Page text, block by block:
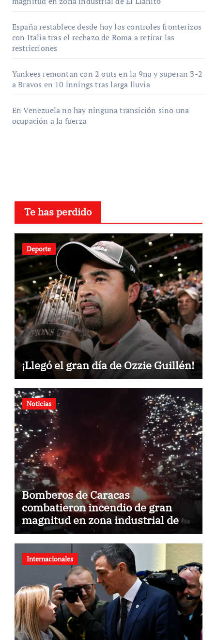
España restablece desde hoy los controles fronterizos
con Italia tras el rechazo de Roma a retirar las
restricciones
Yankees remontan con 2 outs en la 9na y superan 3-2
a Bravos en 10 innings tras larga lluvia
En Venezuela no hay ninguna transición sino una
ocupación a la fuerza
Te has perdido
Deporte
¡Llegó el gran día de Ozzie Guillén!
Noticias
Bomberos de Caracas
combatieron incendio de gran
magnitud en zona industrial de El
Llanito
Internacionales